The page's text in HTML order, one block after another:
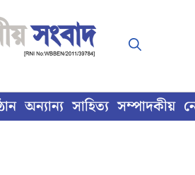
অন্যান্য সাহিত্য সম্পাদকীয়